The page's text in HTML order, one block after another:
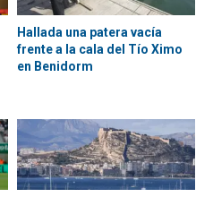
Hallada una patera vacía
frente a la cala del Tío Ximo
en Benidorm